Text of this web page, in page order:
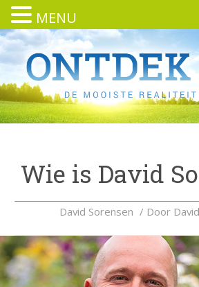
Wie is David
David Sorensen / Door
MENU